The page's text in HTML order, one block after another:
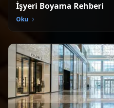
İşyeri Boyama Rehberi
Oku